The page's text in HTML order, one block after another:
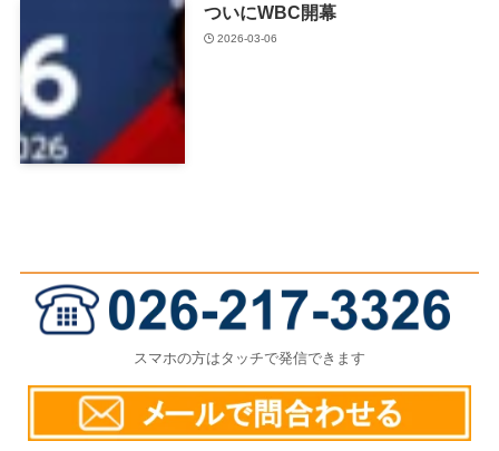
ついにWBC開幕
2026-03-06
スマホの方はタッチで発信できます